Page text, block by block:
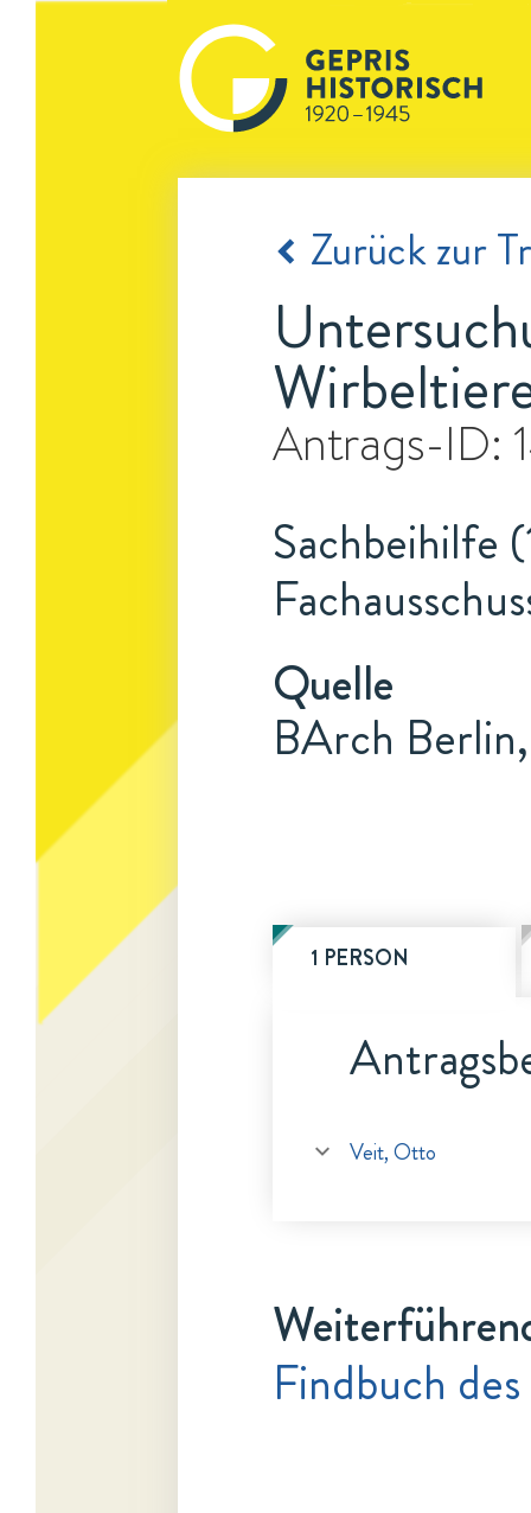
Zurück zur
Antrags-ID:
Sachbeihilfe
Quelle
BArch
1 PERSON
Veit, Otto
Findbuch